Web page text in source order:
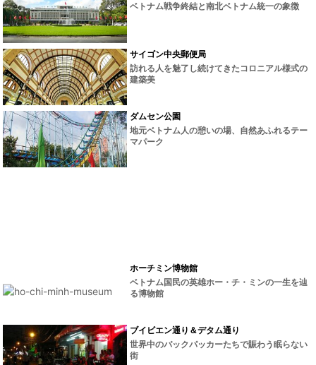
ベトナム戦争終結と南北ベトナム統一の象徴
サイゴン中央郵便局
訪れる人を魅了し続けてきたコロニアル様式の
建築美
ダムセン公園
地元ベトナム人の憩いの場、自然あふれるテー
マパーク
ホーチミン博物館
ベトナム国民の英雄ホー・チ・ミンの一生を辿
る博物館
ブイビエン通り＆デタム通り
世界中のバックパッカーたちで賑わう眠らない
街